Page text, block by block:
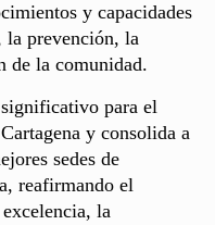
y capacidades
la prevención, la
de la comunidad.
para el
y consolida a
sedes de
reafirmando el
la